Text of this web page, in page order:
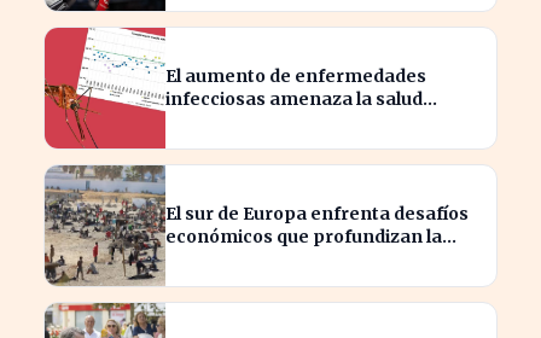
El aumento de enfermedades
infecciosas amenaza la salud
El sur de Europa enfrenta desafíos
económicos que profundizan la